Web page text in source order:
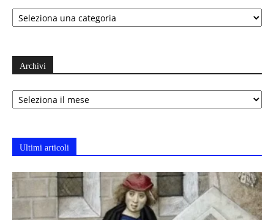
Categorie
Archivi
Archivi
Ultimi articoli